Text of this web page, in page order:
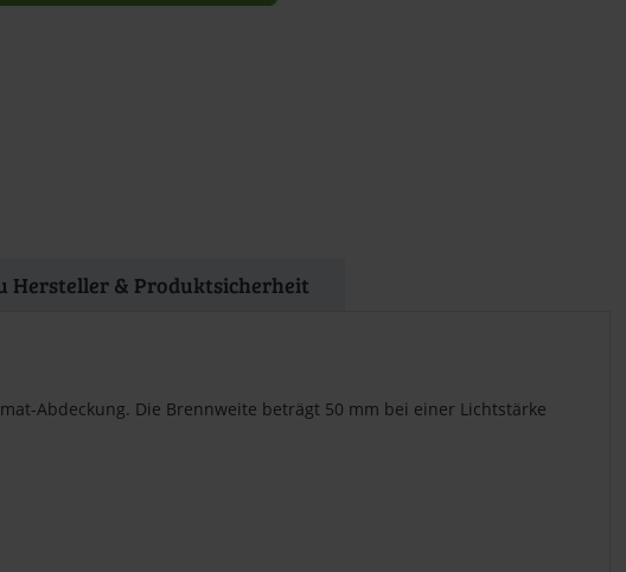
Hersteller & Produktsicherheit
Abdeckung. Die Brennweite beträgt 50 mm bei einer Lichtstärke